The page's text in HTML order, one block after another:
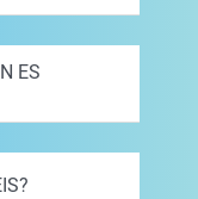
ES
EIS?